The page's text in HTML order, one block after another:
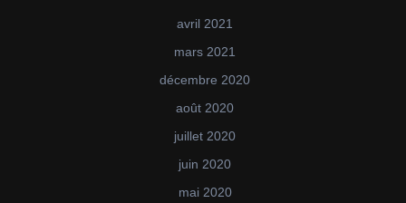
avril 2021
mars 2021
décembre 2020
août 2020
juillet 2020
juin 2020
mai 2020